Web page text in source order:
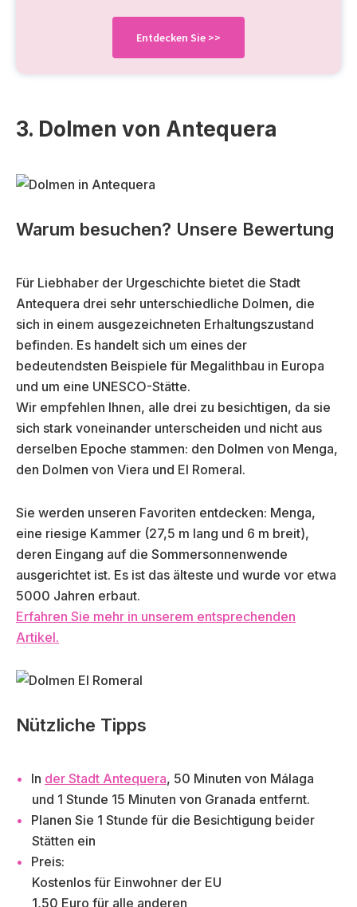
Entdecken Sie >>
3. Dolmen von Antequera
Warum besuchen? Unsere Bewertung
Für Liebhaber der Urgeschichte bietet die Stadt
Antequera drei sehr unterschiedliche Dolmen, die
sich in einem ausgezeichneten Erhaltungszustand
befinden. Es handelt sich um eines der
bedeutendsten Beispiele für Megalithbau in Europa
und um eine UNESCO-Stätte.
Wir empfehlen Ihnen, alle drei zu besichtigen, da sie
sich stark voneinander unterscheiden und nicht aus
derselben Epoche stammen: den Dolmen von Menga,
den Dolmen von Viera und El Romeral.
Sie werden unseren Favoriten entdecken: Menga,
eine riesige Kammer (27,5 m lang und 6 m breit),
deren Eingang auf die Sommersonnenwende
ausgerichtet ist. Es ist das älteste und wurde vor etwa
5000 Jahren erbaut.
Erfahren Sie mehr in unserem entsprechenden
Artikel.
Nützliche Tipps
In der Stadt Antequera, 50 Minuten von Málaga
und 1 Stunde 15 Minuten von Granada entfernt.
Planen Sie 1 Stunde für die Besichtigung beider
Stätten ein
Preis:
Kostenlos für Einwohner der EU
1,50 Euro für alle anderen